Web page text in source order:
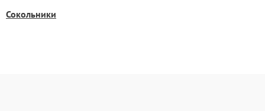
Сокольники